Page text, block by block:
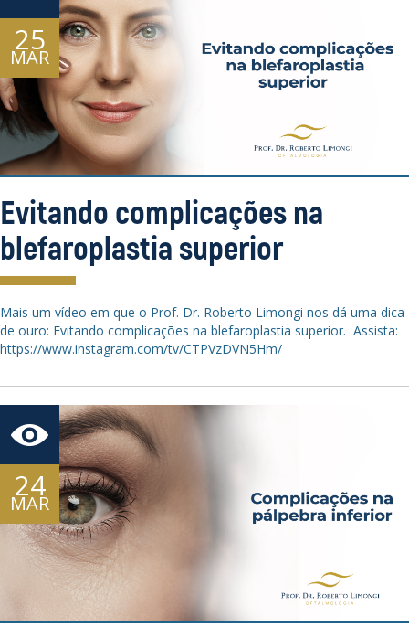
25
MAR
Evitando complicações na
blefaroplastia superior
Mais um vídeo em que o Prof. Dr. Roberto Limongi nos dá uma dica
de ouro: Evitando complicações na blefaroplastia superior. Assista:
https://www.instagram.com/tv/CTPVzDVN5Hm/
24
MAR